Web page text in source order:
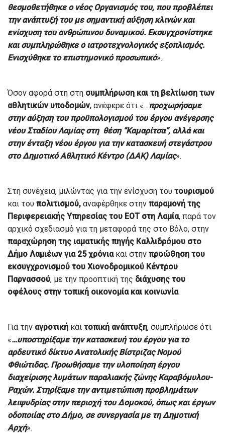
θεσμοθετήθηκε ο νέος Οργανισμός του, που προβλέπει
την ανάπτυξή του με σημαντική αύξηση κλινών και
ενίσχυση του ανθρώπινου δυναμικού. Εκσυγχρονίστηκε
και συμπληρώθηκε ο ιατροτεχνολογικός εξοπλισμός.
Ενισχύθηκε το επιστημονικό προσωπικό».
Όσον αφορά στη στη συμπλήρωση και τη βελτίωση των
αθλητικών υποδομών, ανέφερε ότι «…προχωρήσαμε
στην αύξηση του προϋπολογισμού του έργου ανέγερσης
νέου Σταδίου Λαμίας στη θέση “Καμαρίτσα”, αλλά και
στην ένταξη νέου έργου για την κατασκευή στεγάστρου
στο Δημοτικό Αθλητικό Κέντρο (ΔΑΚ) Λαμίας».
Στη συνέχεια, μιλώντας για την ενίσχυση του τουρισμού
και του πολιτισμού, αναφέρθηκε στην παραμονή της
Περιφερειακής Υπηρεσίας του ΕΟΤ στη Λαμία, παρά τον
αρχικό σχεδιασμό για τη μεταφορά της στο Βόλο, στην
παραχώρηση της ιαματικής πηγής Καλλιδρόμου στο
Δήμο Λαμιέων για 25 χρόνιακαι στην προώθηση του
εκσυγχρονισμού του Χιονοδρομικού Κέντρου
Παρνασσού, με την προοπτική της διάχυσης του
οφέλους στην τοπική οικονομία και κοινωνία.
Για την αγροτική και τοπική ανάπτυξη, συμπλήρωσε ότι
«…υποστηρίξαμε την κατασκευή του έργου για το
αρδευτικό δίκτυο Ανατολικής Βίστριζας Νομού
Φθιώτιδας. Προωθήσαμε την υλοποίηση έργου
διαχείρισης λυμάτων παραλιακής ζώνης Καραβόμυλου-
Ραχών. Στηρίξαμε την αντιμετώπιση προβλημάτων
λειψυδρίας στην περιοχή του Δομοκού, όπως και έργων
οδοποιίας στο Δήμο, σε συνεργασία με τη Δημοτική
Αρχή».